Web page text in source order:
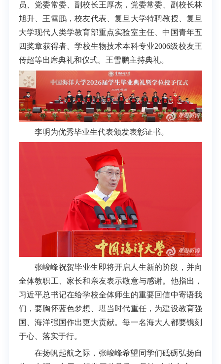
员、党委常委、副校长王厚杰，党委常委、副校长林
旭升、王雪鹏，校友代表、复旦大学特聘教授、复旦
大学现代人类学教育部重点实验室主任、中国青年五
四奖章获得者、学校生物技术本科专业2006级校友王
传超等出席典礼和仪式。王雪鹏主持典礼。
李明为优秀毕业生代表颁发表彰证书。
张峻峰祝贺毕业生即将开启人生新的阶段，并向
全体教职工、家长和亲友表示敬意与感谢。他指出，
习近平总书记在给学校全体师生的重要回信中寄语我
们，要胸怀蓝色梦想、堪当时代重任，为建设教育强
国、海洋强国作出更大贡献。每一名海大人都要镌刻
于心、落实于行。
在扬帆起航之际，张峻峰希望同学们砥砺弘扬自